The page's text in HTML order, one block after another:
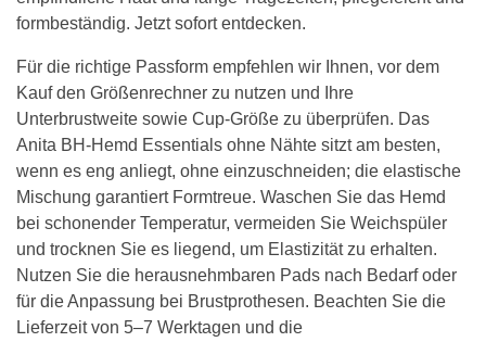
formbeständig. Jetzt sofort entdecken.
Für die richtige Passform empfehlen wir Ihnen, vor dem
Kauf den Größenrechner zu nutzen und Ihre
Unterbrustweite sowie Cup-Größe zu überprüfen. Das
Anita BH-Hemd Essentials ohne Nähte sitzt am besten,
wenn es eng anliegt, ohne einzuschneiden; die elastische
Mischung garantiert Formtreue. Waschen Sie das Hemd
bei schonender Temperatur, vermeiden Sie Weichspüler
und trocknen Sie es liegend, um Elastizität zu erhalten.
Nutzen Sie die herausnehmbaren Pads nach Bedarf oder
für die Anpassung bei Brustprothesen. Beachten Sie die
Lieferzeit von 5–7 Werktagen und die